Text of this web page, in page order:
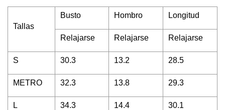
Tallas
Busto Hombro Longitud
Relajarse Relajarse Relajarse
S 30.3 13.2 28.5
METRO 32.3 13.8 29.3
L 34.3 14.4 30.1